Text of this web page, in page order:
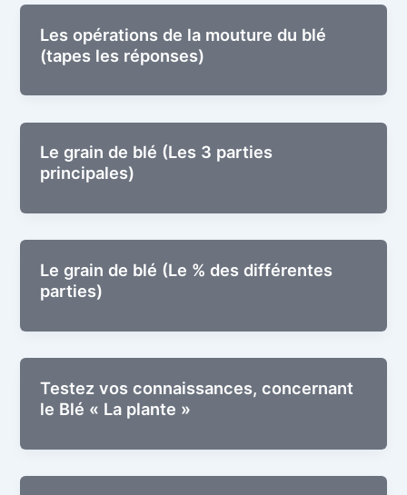
Les opé­ra­tions de la mou­ture du blé
(tapes les réponses)
Le grain de blé (Les 3 par­ties
principales)
Le grain de blé (Le % des dif­fé­rentes
parties)
Tes­tez vos connais­sances, concer­nant
le Blé « La plante »